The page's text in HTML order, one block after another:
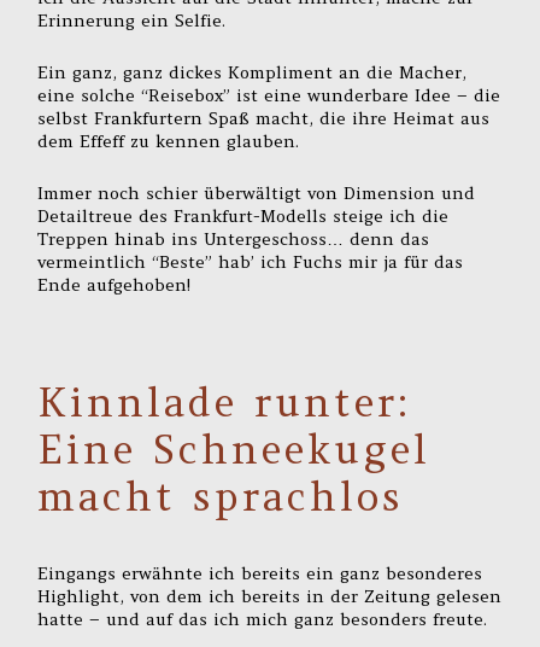
Erinnerung ein Selfie.
Ein ganz, ganz dickes Kompliment an die Macher,
eine solche “Reisebox” ist eine wunderbare Idee – die
selbst Frankfurtern Spaß macht, die ihre Heimat aus
dem Effeff zu kennen glauben.
Immer noch schier überwältigt von Dimension und
Detailtreue des Frankfurt-Modells steige ich die
Treppen hinab ins Untergeschoss… denn das
vermeintlich “Beste” hab’ ich Fuchs mir ja für das
Ende aufgehoben!
Kinnlade runter:
Eine Schneekugel
macht sprachlos
Eingangs erwähnte ich bereits ein ganz besonderes
Highlight, von dem ich bereits in der Zeitung gelesen
hatte – und auf das ich mich ganz besonders freute.